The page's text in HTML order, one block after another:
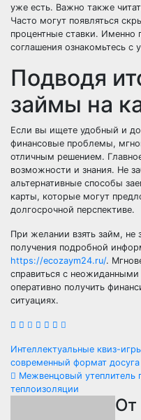
уже есть. Важно также
Часто могут появляться
процентные ставки. Именно
соглашения ознакомьтесь с
Подводя
займы на
Если вы ищете удобный и
финансовые проблемы,
отличным решением.
возможности и знания. Не
альтернативные способы
карты, которые могут
долгосрочной перспективе.
При желании взять займ, не
получения подробной
https://ecozaym24.ru/.
справиться с
оперативно получить
ситуациях.
Навигация
по
Интеллектуальные квиз-
современный формат
Межвенцовый утеплитель
теплоизоляции
От